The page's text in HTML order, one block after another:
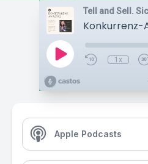
1x
Apple Podcasts